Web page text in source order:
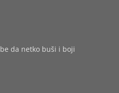
da netko buši i boji